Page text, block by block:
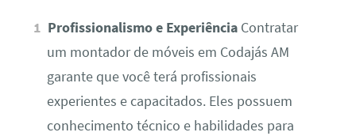
Profissionalismo e Experiência Contratar
um montador de móveis em Codajás AM
garante que você terá profissionais
experientes e capacitados. Eles possuem
conhecimento técnico e habilidades para